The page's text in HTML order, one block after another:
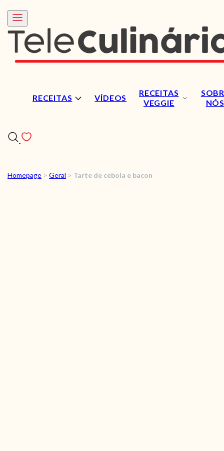
RECEITAS VÍDEOS
RECEITAS
VEGGIE
NÓS
RECEITAS
Homepage > Geral > Tarte de cebola e bacon